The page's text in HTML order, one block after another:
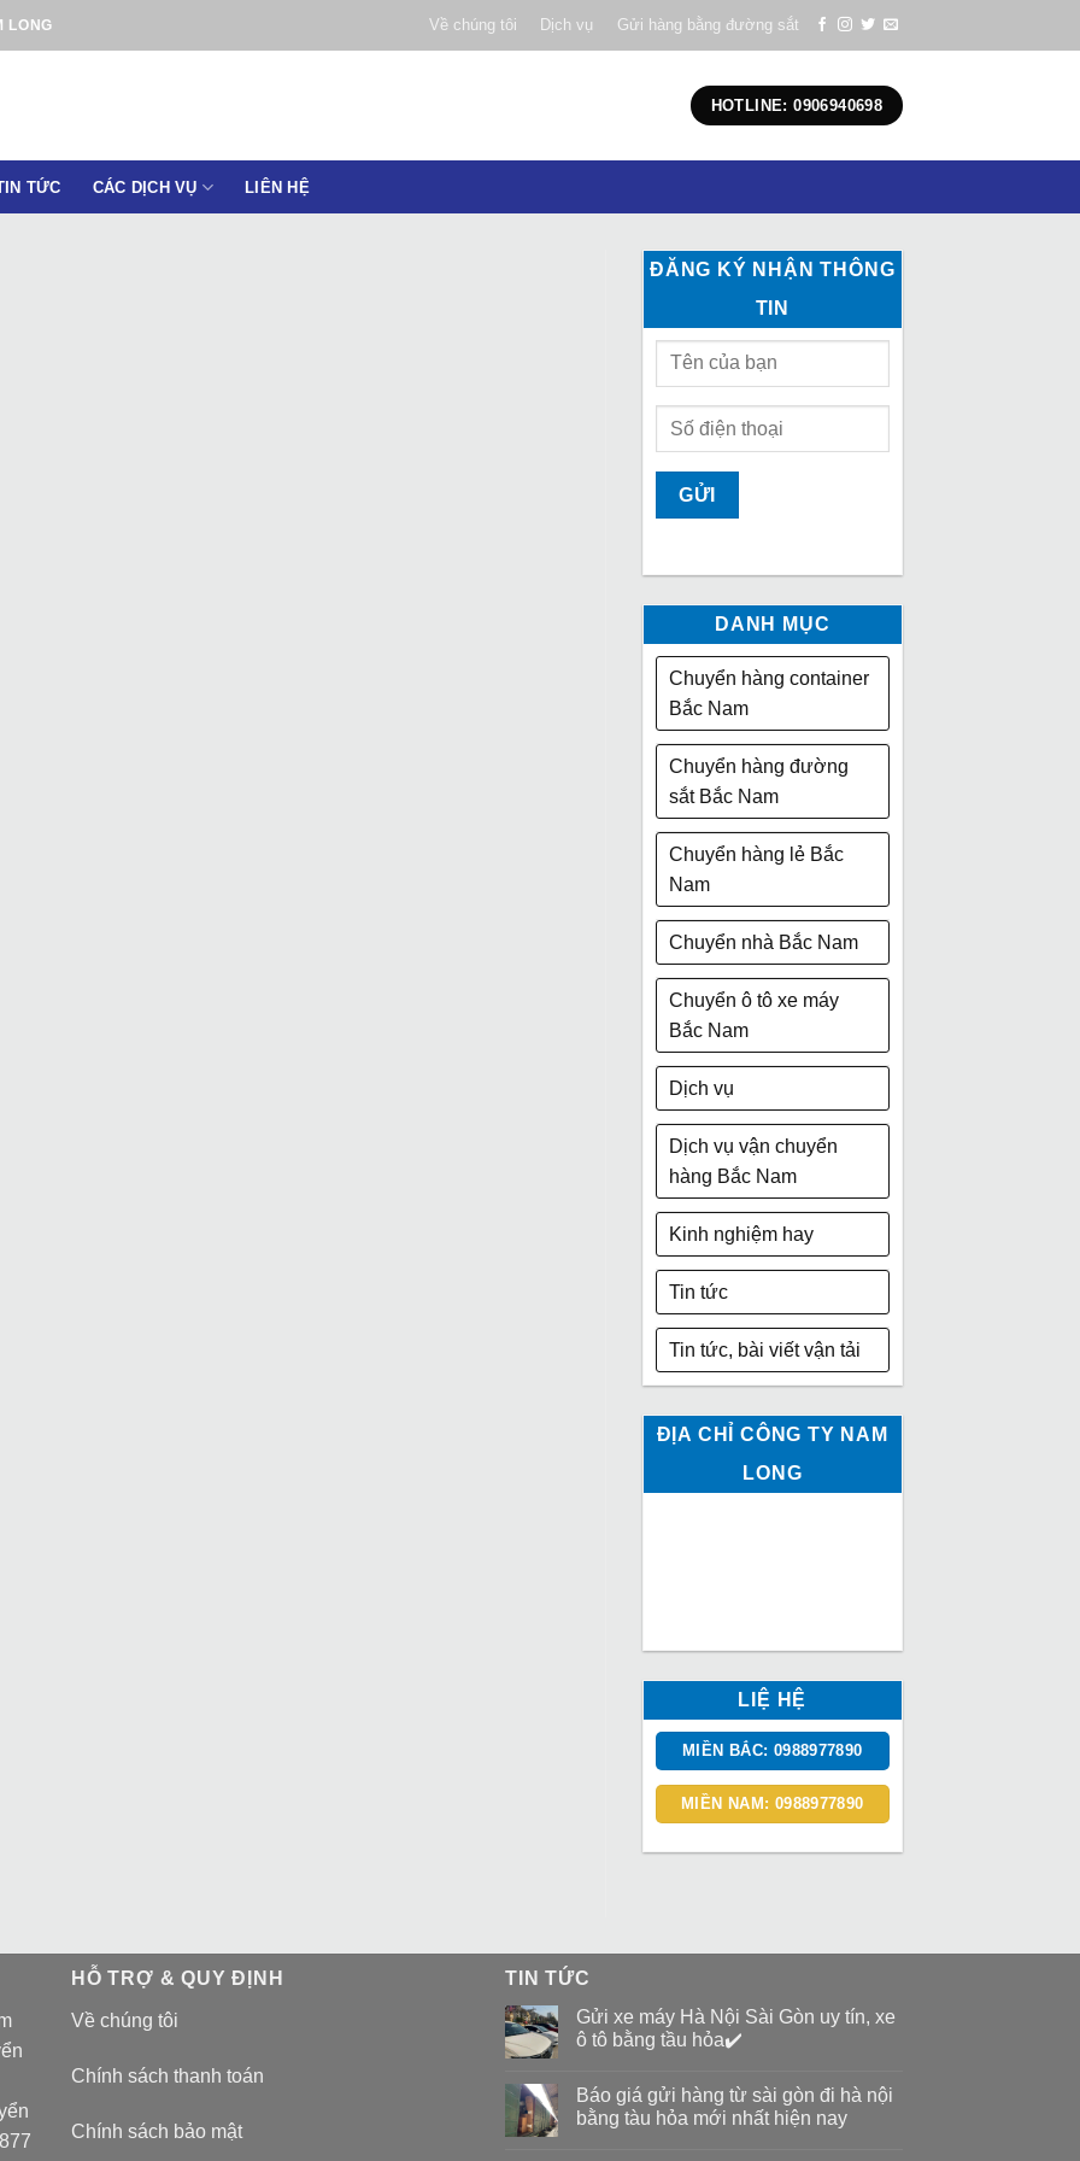
LONG Về chúng tôi Dịch vụ Gửi hàng bằng đường sắt
HOTLINE: 0906940698
TỨC CÁC DỊCH VỤ LIÊN HỆ
ĐĂNG KÝ NHẬN THÔNG
TIN
DANH MỤC
Chuyển hàng container
Bắc Nam
Chuyển hàng đường
sắt Bắc Nam
Chuyển hàng lẻ Bắc
Nam
Chuyển nhà Bắc Nam
Chuyển ô tô xe máy
Bắc Nam
Dịch vụ
Dịch vụ vận chuyển
hàng Bắc Nam
Kinh nghiệm hay
Tin tức
Tin tức, bài viết vận tải
ĐỊA CHỈ CÔNG TY NAM
LONG
LIỆ HỆ
MIỀN BẮC: 0988977890
MIỀN NAM: 0988977890
HỖ TRỢ & QUY ĐỊNH
Về chúng tôi
Chính sách thanh toán
Chính sách bảo mật
TIN TỨC
Gửi xe máy Hà Nội Sài Gòn uy tín, xe
ô tô bằng tầu hỏa✔️
Báo giá gửi hàng từ sài gòn đi hà nội
bằng tàu hỏa mới nhất hiện nay